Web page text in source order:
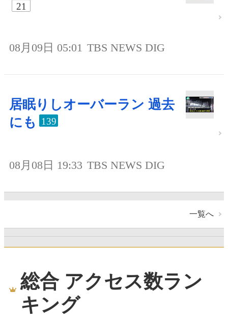
21
08月09日 05:01 TBS NEWS DIG
居眠りしオーバーラン 過去
にも
139
08月08日 19:33 TBS NEWS DIG
一覧へ
総合 アクセス数ラン
キング